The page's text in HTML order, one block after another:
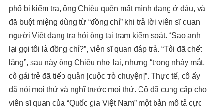
phố bị kiểm tra, ông Chiêu quên mất mình đang ở đâu, và
đã buột miệng dùng từ “đồng chí” khi trả lời viên sĩ quan
người Việt đang tra hỏi ông tại trạm kiểm soát. “Sao anh
lại gọi tôi là đồng chí?”, viên sĩ quan đáp trả. “Tôi đã chết
lặng”, sau này ông Chiêu nhớ lại, nhưng “trong nháy mắt,
cô gái trẻ đã tiếp quản [cuộc trò chuyện]”. Thực tế, cô ấy
đã nói mọi thứ và nghĩ trước mọi thứ. Cô đã cung cấp cho
viên sĩ quan của “Quốc gia Việt Nam” một bản mô tả cực